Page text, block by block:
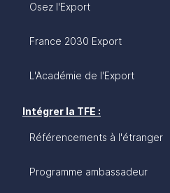
Osez l'Export
France 2030 Export
L'Académie de l'Export
Intégrer la TFE :
Référencements à l'étranger
Programme ambassadeur